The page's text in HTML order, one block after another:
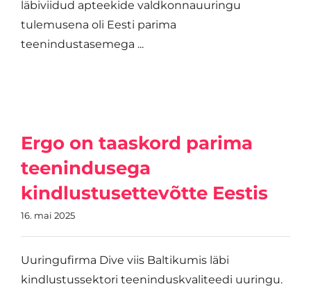
läbiviidud apteekide valdkonnauuringu
tulemusena oli Eesti parima
teenindustasemega ...
Ergo on taaskord parima
teenindusega
kindlustusettevõtte Eestis
16. mai 2025
Uuringufirma Dive viis Baltikumis läbi
kindlustussektori teeninduskvaliteedi uuringu.